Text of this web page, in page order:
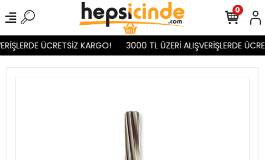
ÜCRETSİZ KARGO! 3000 TL ÜZERİ ALIŞVERİŞLERDE
0